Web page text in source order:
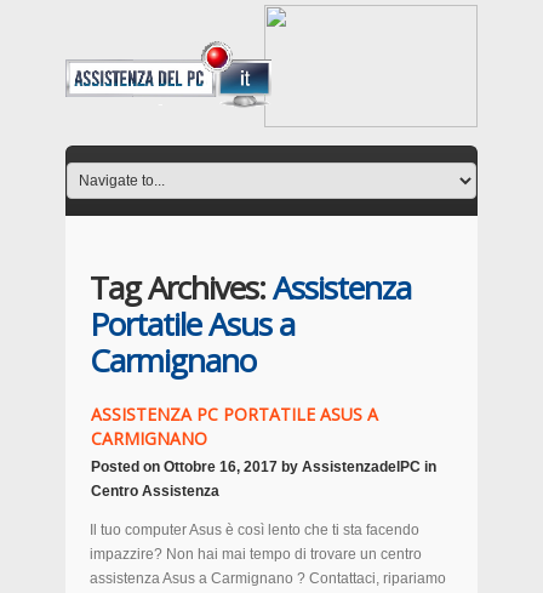
Tag Archives:Assistenza
Portatile Asus a
Carmignano
ASSISTENZA PC PORTATILE ASUS A
CARMIGNANO
Posted on Ottobre 16, 2017 by AssistenzadelPC in
Centro Assistenza
Il tuo computer Asus è così lento che ti sta facendo
impazzire? Non hai mai tempo di trovare un centro
assistenza Asus a Carmignano ? Contattaci, ripariamo